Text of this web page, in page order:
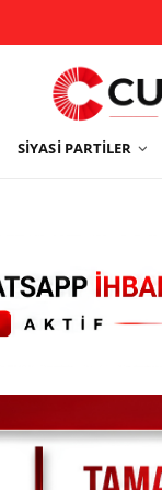
SIYASI PARTILER